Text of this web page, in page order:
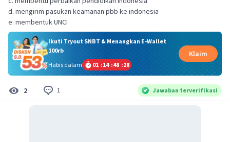
d. mengirim pasukan keamanan pbb ke indonesia
e. membentuk UNCI
Ikuti Tryout SNBT & Menangkan E-Wallet
100rb
Habis dalam
01 :14 :48 :28
Klaim
2 1 Jawaban terverifikasi